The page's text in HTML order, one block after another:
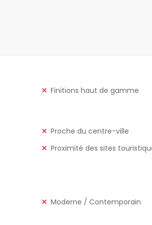
Finitions haut de gamme
Proche du centre-ville
Proximité des sites
Moderne / Contemporain